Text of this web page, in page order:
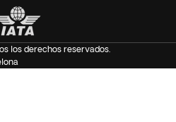
los derechos reservados.